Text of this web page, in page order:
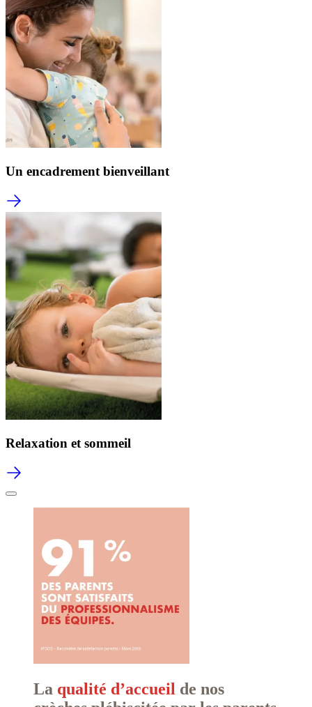
Un encadrement bienveillant
Relaxation et sommeil
La qualité d’accueil de nos